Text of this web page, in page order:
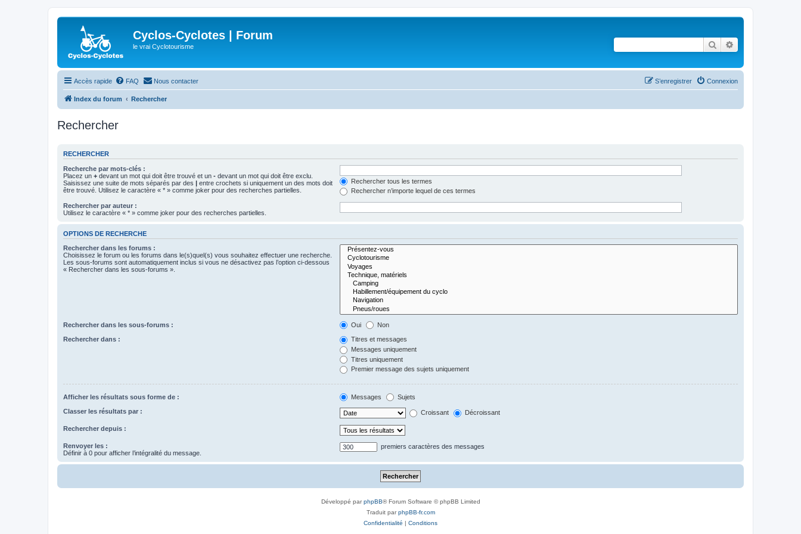
Cyclos-Cyclotes | Forum
le vrai Cyclotourisme Rechercher
Accès rapide FAQ Nous contacter Connexion
S’enregistrer
Index du forum Rechercher
Rechercher
RECHERCHER
Recherche par mots-clés :
Placez un + devant un mot qui doit être trouvé et un - devant un mot qui doit être exclu.
Saisissez une suite de mots séparés par des | entre crochets si uniquement un des mots doit
être trouvé. Utilisez le caractère « * » comme joker pour des recherches partielles.
Rechercher tous les termes
Rechercher n’importe lequel de ces termes
Rechercher par auteur :
Utilisez le caractère « * » comme joker pour des recherches partielles.
OPTIONS DE RECHERCHE
Rechercher dans les forums :
Choisissez le forum ou les forums dans le(s)quel(s) vous souhaitez effectuer une recherche.
Les sous-forums sont automatiquement inclus si vous ne désactivez pas l’option ci-dessous
« Rechercher dans les sous-forums ».
Rechercher dans les sous-forums : Oui Non
Rechercher dans :
Titres et messages
Messages uniquement
Titres uniquement
Premier message des sujets uniquement
Afficher les résultats sous forme de : Messages Sujets
Classer les résultats par : Croissant Décroissant
Rechercher depuis :
Renvoyer les :
Définir à 0 pour afficher l’intégralité du message.
premiers caractères des messages
Développé parphpBB® Forum Software © phpBB Limited
Traduit parphpBB-fr.com
Confidentialité
Conditions